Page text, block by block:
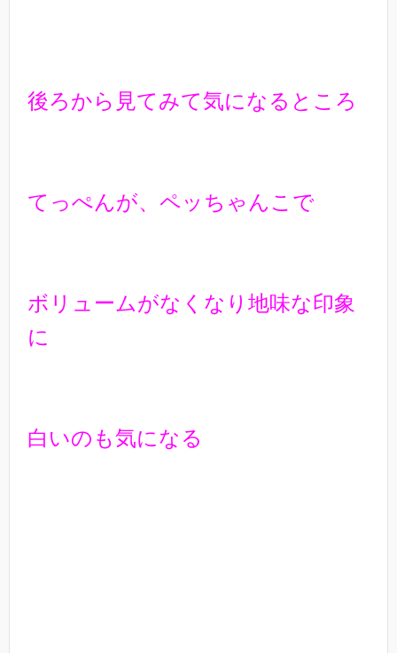
後ろから見てみて気になるところ
てっぺんが、ペッちゃんこで
ボリュームがなくなり地味な印象
に
白いのも気になる